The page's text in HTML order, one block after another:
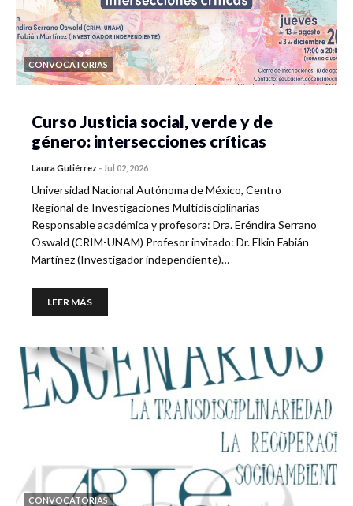
CONVOCATORIAS
Curso Justicia social, verde y de
género: intersecciones críticas
Laura Gutiérrez - Jul 02, 2026
Universidad Nacional Autónoma de México, Centro
Regional de Investigaciones Multidisciplinarias
Responsable académica y profesora: Dra. Eréndira Serrano
Oswald (CRIM-UNAM) Profesor invitado: Dr. Elkin Fabián
Martínez (Investigador independiente)…
LEER MÁS
CONVOCATORIAS